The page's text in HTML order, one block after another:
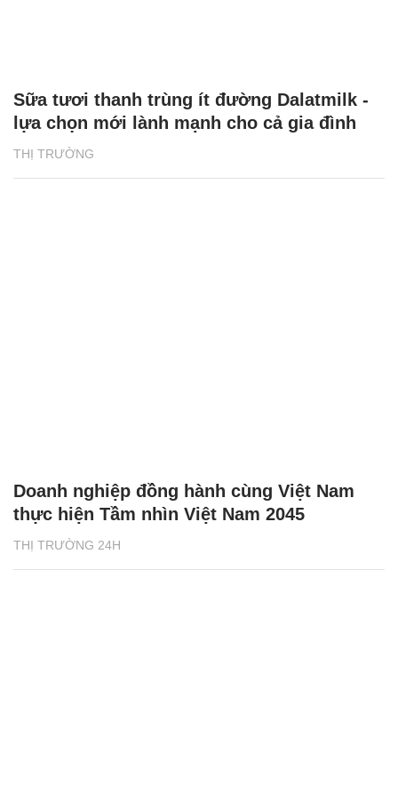
THỊ TRƯỜNG
Sữa tươi thanh trùng ít đường Dalatmilk -
lựa chọn mới lành mạnh cho cả gia đình
THỊ TRƯỜNG 24H
Doanh nghiệp đồng hành cùng Việt Nam
thực hiện Tầm nhìn Việt Nam 2045